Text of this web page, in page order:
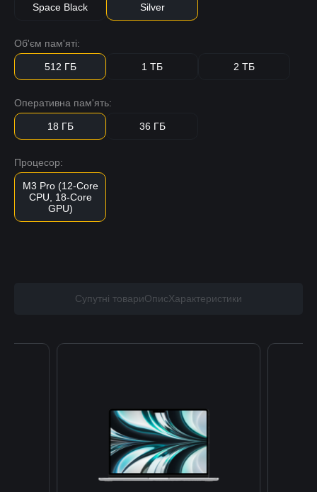
Space Black Silver
Об'єм пам'яті:
512 ГБ 1 ТБ 2 ТБ
Оперативна пам'ять:
18 ГБ 36 ГБ
Процесор:
M3 Pro (12-Core
CPU, 18-Core
GPU)
Супутні товариОписХарактеристики